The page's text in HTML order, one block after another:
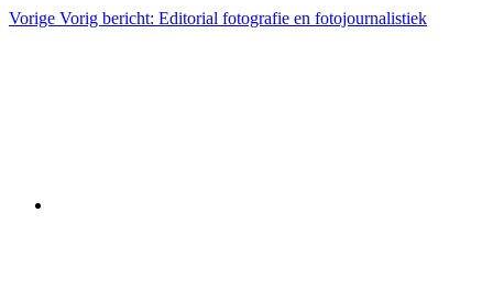
Vorige Vorig bericht: Editorial fotografie en fotojournalistiek